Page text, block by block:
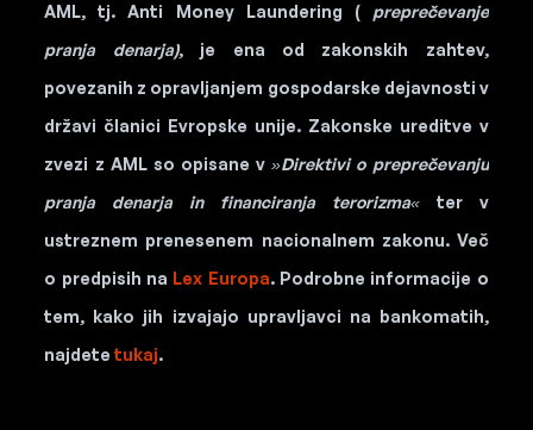
AML, tj. Anti Money Laundering ( preprečevanje
pranja denarja), je ena od zakonskih zahtev,
povezanih z opravljanjem gospodarske dejavnosti v
državi članici Evropske unije. Zakonske ureditve v
zvezi z AML so opisane v»Direktivi o preprečevanju
pranja denarja in financiranja terorizma«ter v
ustreznem prenesenem nacionalnem zakonu. Več
o predpisih na Lex Europa. Podrobne informacije o
tem, kako jih izvajajo upravljavci na bankomatih,
najdetetukaj.